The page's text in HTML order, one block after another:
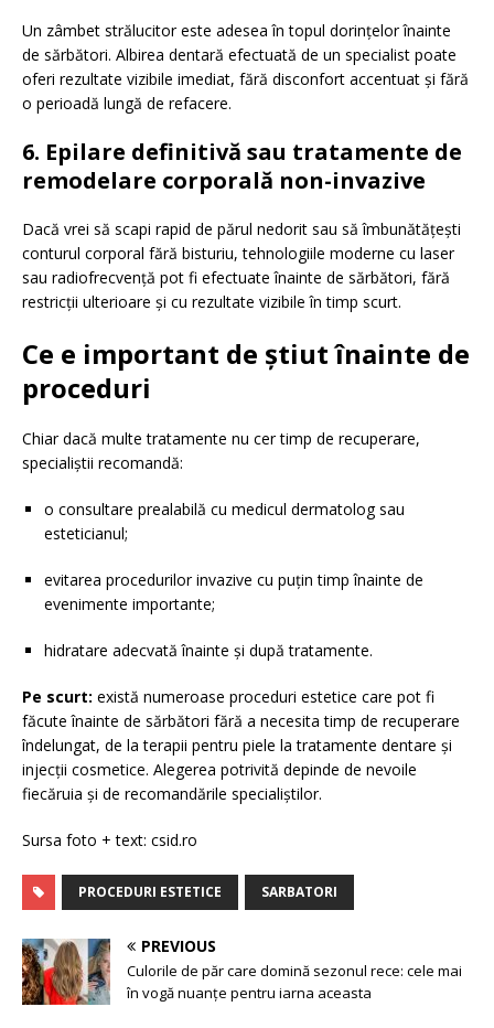
Un zâmbet strălucitor este adesea în topul dorințelor înainte
de sărbători. Albirea dentară efectuată de un specialist poate
oferi rezultate vizibile imediat, fără disconfort accentuat și fără
o perioadă lungă de refacere.
6. Epilare definitivă sau tratamente de
remodelare corporală non-invazive
Dacă vrei să scapi rapid de părul nedorit sau să îmbunătățești
conturul corporal fără bisturiu, tehnologiile moderne cu laser
sau radiofrecvență pot fi efectuate înainte de sărbători, fără
restricții ulterioare și cu rezultate vizibile în timp scurt.
Ce e important de știut înainte de
proceduri
Chiar dacă multe tratamente nu cer timp de recuperare,
specialiștii recomandă:
o consultare prealabilă cu medicul dermatolog sau
esteticianul;
evitarea procedurilor invazive cu puțin timp înainte de
evenimente importante;
hidratare adecvată înainte și după tratamente.
Pe scurt: există numeroase proceduri estetice care pot fi
făcute înainte de sărbători fără a necesita timp de recuperare
îndelungat, de la terapii pentru piele la tratamente dentare și
injecții cosmetice. Alegerea potrivită depinde de nevoile
fiecăruia și de recomandările specialiștilor.
Sursa foto + text: csid.ro
PROCEDURI ESTETICE SARBATORI
PREVIOUS
Culorile de păr care domină sezonul rece: cele mai
în vogă nuanțe pentru iarna aceasta